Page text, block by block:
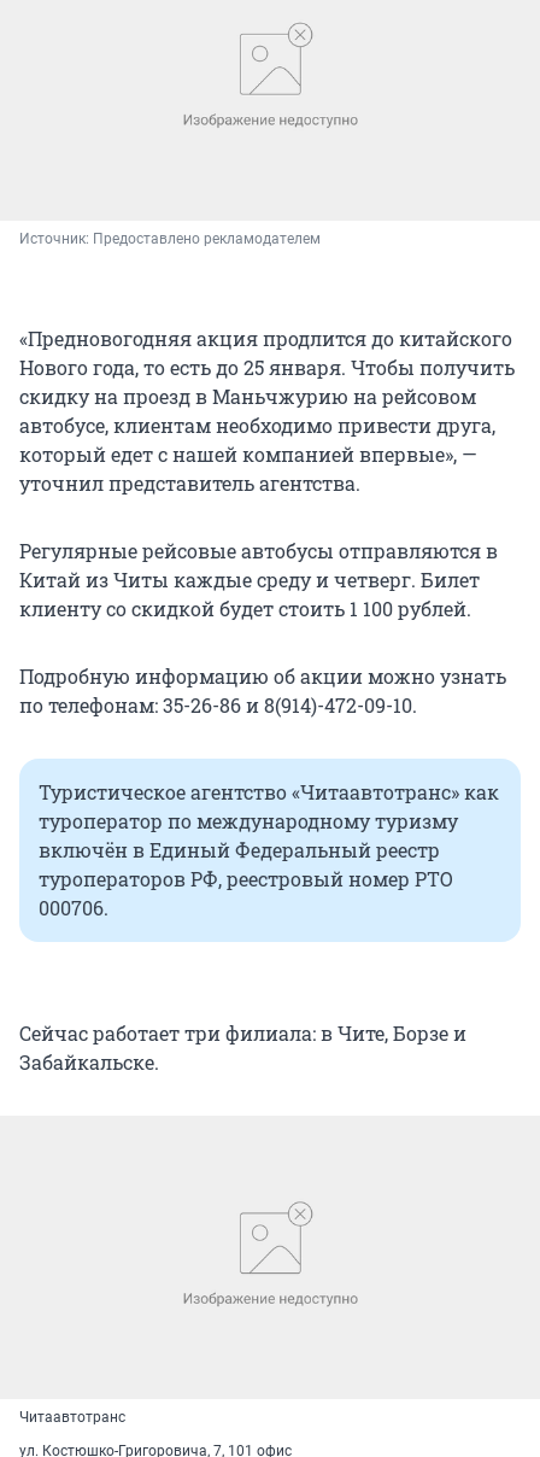
Источник: Предоставлено рекламодателем
«Предновогодняя акция продлится до китайского
Нового года, то есть до 25 января. Чтобы получить
скидку на проезд в Маньчжурию на рейсовом
автобусе, клиентам необходимо привести друга,
который едет с нашей компанией впервые», —
уточнил представитель агентства.
Регулярные рейсовые автобусы отправляются в
Китай из Читы каждые среду и четверг. Билет
клиенту со скидкой будет стоить 1 100 рублей.
Подробную информацию об акции можно узнать
по телефонам: 35-26-86 и 8(914)-472-09-10.
Туристическое агентство «Читаавтотранс» как
туроператор по международному туризму
включён в Единый Федеральный реестр
туроператоров РФ, реестровый номер РТО
000706.
Сейчас работает три филиала: в Чите, Борзе и
Забайкальске.
Читаавтотранс
ул. Костюшко-Григоровича, 7, 101 офис